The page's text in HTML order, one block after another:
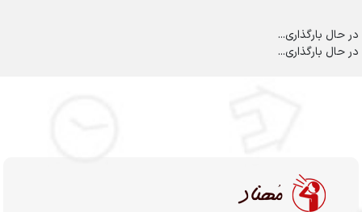
در حال بارگذاری...
در حال بارگذاری...